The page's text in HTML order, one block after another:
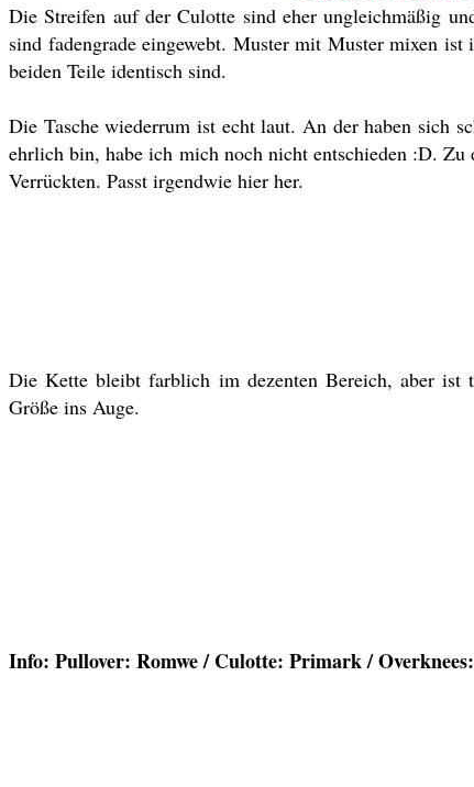
Die Streifen auf der Culotte sind eher ungleichmäßig
sind fadengrade eingewebt. Muster mit Muster mixen
beiden Teile identisch sind.
Die Tasche wiederrum ist echt laut. An der haben sich
ehrlich bin, habe ich mich noch nicht entschieden :D.
Verrückten. Passt irgendwie hier her.
Die Kette bleibt farblich im dezenten Bereich, aber
Größe ins Auge.
Info: Pullover: Romwe / Culotte: Primark /